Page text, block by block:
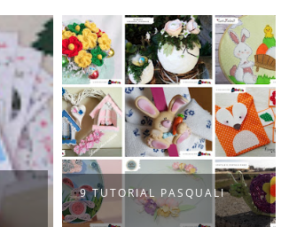
SEGNAPOSTO ALBERO DI
NATALE CON LET...